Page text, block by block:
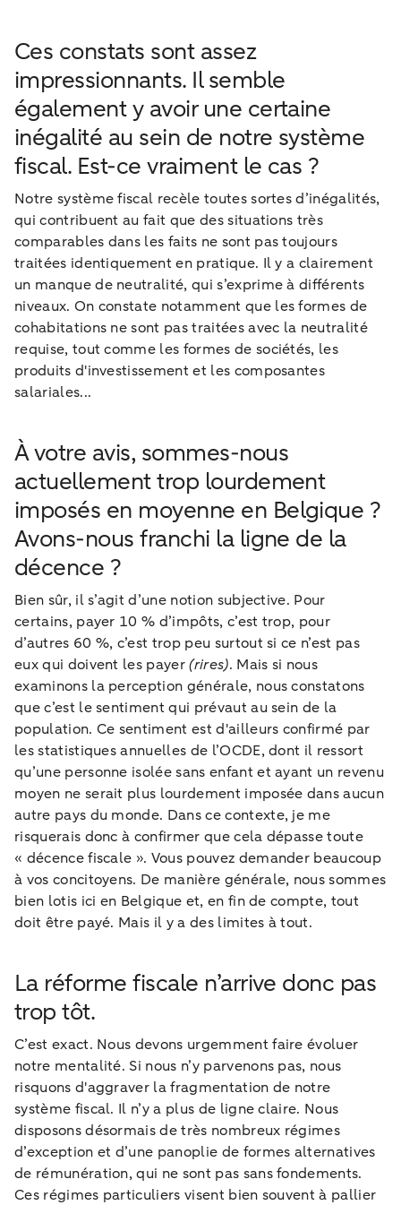
Ces constats sont assez
impressionnants. Il semble
également y avoir une certaine
inégalité au sein de notre système
fiscal. Est-ce vraiment le cas ?
Notre système fiscal recèle toutes sortes d’inégalités,
qui contribuent au fait que des situations très
comparables dans les faits ne sont pas toujours
traitées identiquement en pratique. Il y a clairement
un manque de neutralité, qui s’exprime à différents
niveaux. On constate notamment que les formes de
cohabitations ne sont pas traitées avec la neutralité
requise, tout comme les formes de sociétés, les
produits d'investissement et les composantes
salariales...
À votre avis, sommes-nous
actuellement trop lourdement
imposés en moyenne en Belgique ?
Avons-nous franchi la ligne de la
décence ?
Bien sûr, il s’agit d’une notion subjective. Pour
certains, payer 10 % d’impôts, c’est trop, pour
d’autres 60 %, c’est trop peu surtout si ce n’est pas
eux qui doivent les payer(rires). Mais si nous
examinons la perception générale, nous constatons
que c’est le sentiment qui prévaut au sein de la
population. Ce sentiment est d'ailleurs confirmé par
les statistiques annuelles de l’OCDE, dont il ressort
qu’une personne isolée sans enfant et ayant un revenu
moyen ne serait plus lourdement imposée dans aucun
autre pays du monde. Dans ce contexte, je me
risquerais donc à confirmer que cela dépasse toute
« décence fiscale ». Vous pouvez demander beaucoup
à vos concitoyens. De manière générale, nous sommes
bien lotis ici en Belgique et, en fin de compte, tout
doit être payé. Mais il y a des limites à tout.
La réforme fiscale n’arrive donc pas
trop tôt.
C’est exact. Nous devons urgemment faire évoluer
notre mentalité. Si nous n’y parvenons pas, nous
risquons d'aggraver la fragmentation de notre
système fiscal. Il n’y a plus de ligne claire. Nous
disposons désormais de très nombreux régimes
d’exception et d’une panoplie de formes alternatives
de rémunération, qui ne sont pas sans fondements.
Ces régimes particuliers visent bien souvent à pallier